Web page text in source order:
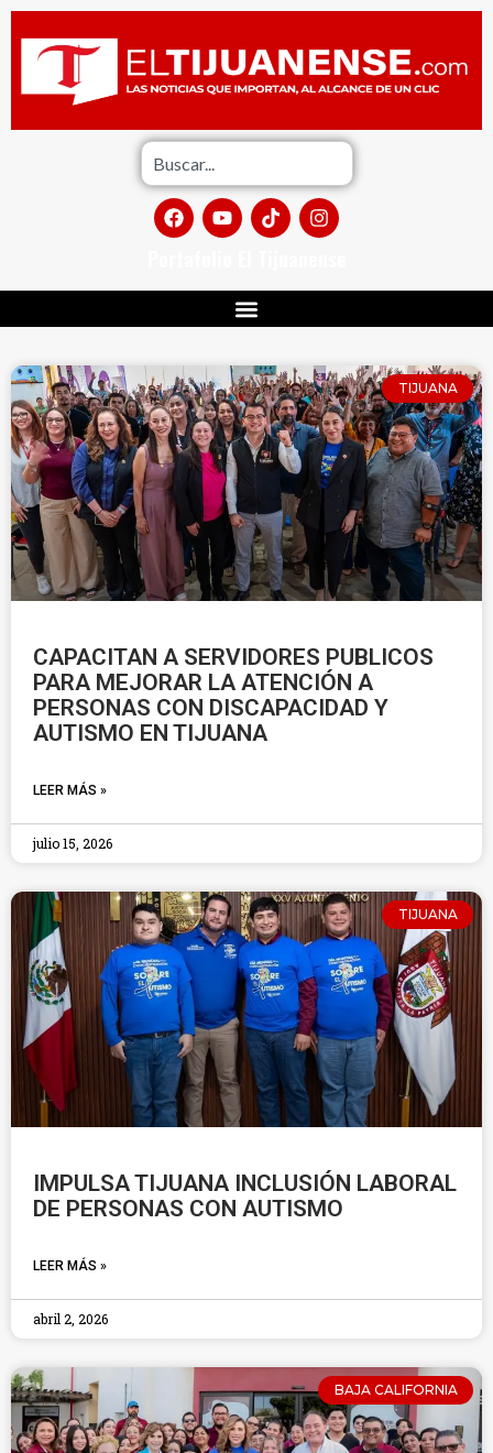
TIJUANA
CAPACITAN A SERVIDORES PUBLICOS
PARA MEJORAR LA ATENCIÓN A
PERSONAS CON DISCAPACIDAD Y
AUTISMO EN TIJUANA
LEER MÁS »
julio 15, 2026
TIJUANA
IMPULSA TIJUANA INCLUSIÓN LABORAL
DE PERSONAS CON AUTISMO
LEER MÁS »
abril 2, 2026
BAJA CALIFORNIA